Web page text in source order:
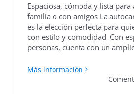
Espaciosa, cómoda y lista para
familia o con amigos La
es la elección perfecta para
con estilo y comodidad. Con
personas, cuenta con un
Más información